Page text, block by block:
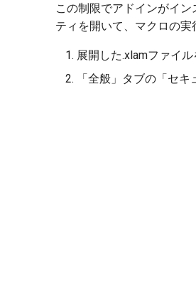
この制限でアドインがイ
ティを開いて、マクロの実
展開した.xlamファイ
「全般」タブの「セ